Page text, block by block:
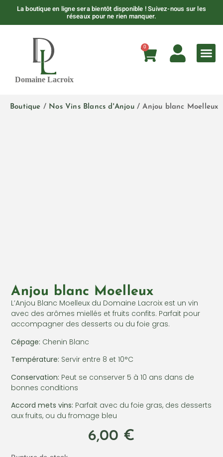
La boutique en ligne sera bientôt disponible ! Suivez-nous sur les
réseaux pour ne rien manquer.
0
Boutique / Nos Vins Blancs d'Anjou/ Anjou blanc Moelleux
Anjou blanc Moelleux
L’Anjou Blanc Moelleux du Domaine Lacroix est un vin
avec des arômes miellés et fruits confits. Parfait pour
accompagner des desserts ou du foie gras.
Cépage: Chenin Blanc
Température: Servir entre 8 et 10°C
Conservation: Peut se conserver 5 à 10 ans dans de
bonnes conditions
Accord mets vins: Parfait avec du foie gras, des desserts
aux fruits, ou du fromage bleu
6,00 €